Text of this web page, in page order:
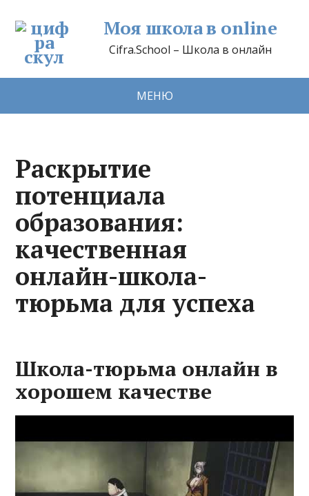
Моя школа в online
Cifra.School – Школа в онлайн
МЕНЮ
Раскрытие
потенциала
образования:
качественная
онлайн-школа-
тюрьма для успеха
Школа-тюрьма онлайн в
хорошем качестве